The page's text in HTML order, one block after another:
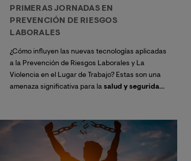
PRIMERAS JORNADAS EN
PREVENCIÓN DE RIESGOS
LABORALES
¿Cómo influyen las nuevas tecnologías aplicadas
a la Prevención de Riesgos Laborales y La
Violencia en el Lugar de Trabajo? Estas son una
amenaza significativa para lasalud y seguridad